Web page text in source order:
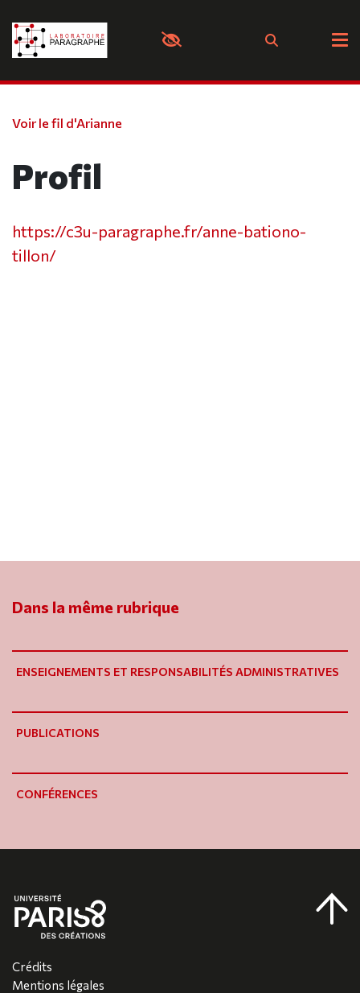
Voir le fil d'Arianne
Profil
https://c3u-paragraphe.fr/anne-bationo-
tillon/
Dans la même rubrique
ENSEIGNEMENTS ET RESPONSABILITÉS ADMINISTRATIVES
PUBLICATIONS
CONFÉRENCES
Crédits
Mentions légales